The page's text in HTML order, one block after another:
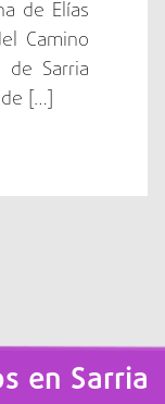
de Elías
Camino
de Sarria
[…]
en Sarria